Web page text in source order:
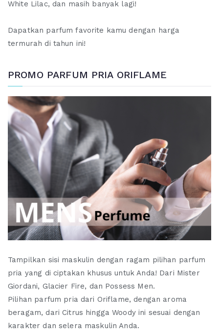
White Lilac, dan masih banyak lagi!
Dapatkan parfum favorite kamu dengan harga
termurah di tahun ini!
PROMO PARFUM PRIA ORIFLAME
Tampilkan sisi maskulin dengan ragam pilihan parfum
pria yang di ciptakan khusus untuk Anda! Dari Mister
Giordani, Glacier Fire, dan Possess Men.
Pilihan parfum pria dari Oriflame, dengan aroma
beragam, dari Citrus hingga Woody ini sesuai dengan
karakter dan selera maskulin Anda.